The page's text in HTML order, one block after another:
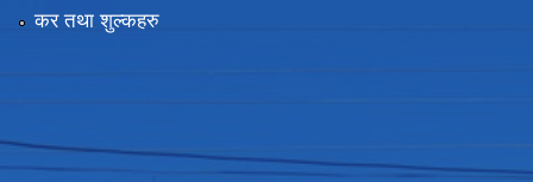
कर तथा शुल्कहरु